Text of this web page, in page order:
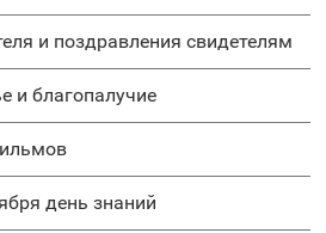
и поздравления свидетелям
и благопалучие
день знаний